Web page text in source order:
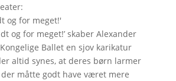
:
og for meget!'
og for meget!’ skaber Alexander
Ballet en sjov karikatur
altid synes, at deres børn larmer
måtte godt have været mere